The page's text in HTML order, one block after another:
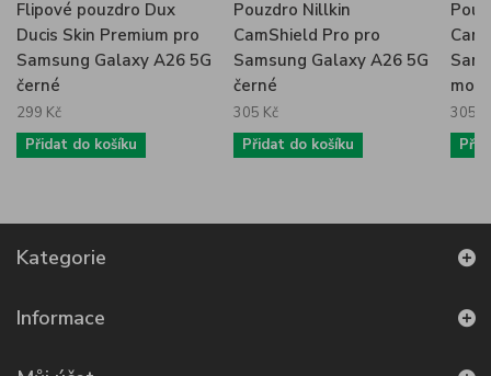
Flipové pouzdro Dux
Ducis Skin Premium pro
Samsung Galaxy A26 5G
černé
299 Kč
Přidat do košíku
Pouzdro Nillkin
CamShield Pro pro
Samsung Galaxy A26 5G
černé
305 Kč
Přidat do košíku
305
Kategorie
Informace